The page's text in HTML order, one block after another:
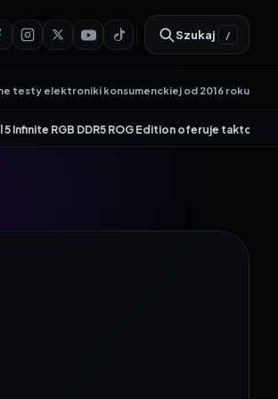
Szukaj /
testy elektroniki konsumenckiej od 2016 roku
ROG Edition oferuje taktowanie do 8600 MT/s